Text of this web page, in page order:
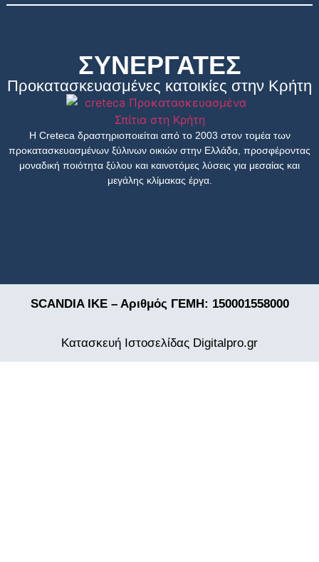
ΣΥΝΕΡΓΑΤΕΣ
Προκατασκευασμένες κατοικίες στην Κρήτη
Η Creteca δραστηριοποιείται από το 2003 στον τομέα των
προκατασκευασμένων ξύλινων οικιών στην Ελλάδα, προσφέροντας
μοναδική ποιότητα ξύλου και καινοτόμες λύσεις για μεσαίας και
μεγάλης κλίμακας έργα.
SCANDIA ΙΚΕ – Αριθμός ΓΕΜΗ: 150001558000
Κατασκευή Ιστοσελίδας Digitalpro.gr